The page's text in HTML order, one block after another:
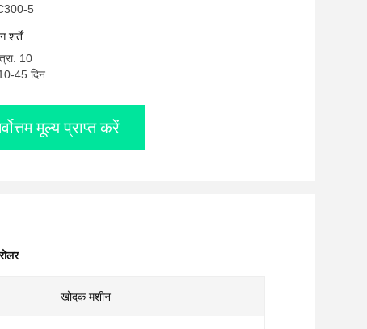
5
शर्तें
10
45 दिन
मूल्य प्राप्त करें
खोदक मशीन